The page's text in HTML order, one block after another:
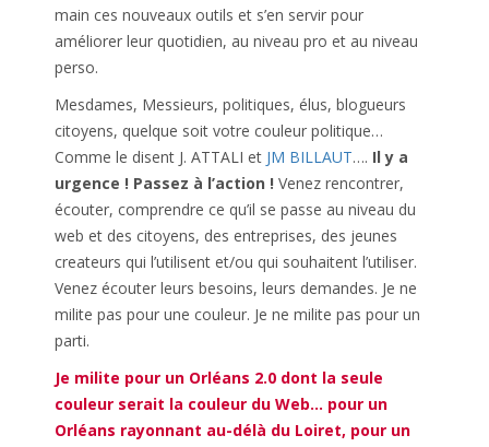
main ces nouveaux outils et s’en servir pour
améliorer leur quotidien, au niveau pro et au niveau
perso.
Mesdames, Messieurs, politiques, élus, blogueurs
citoyens, quelque soit votre couleur politique…
Comme le disent J. ATTALI et JM BILLAUT…. Il y a
urgence ! Passez à l’action ! Venez rencontrer,
écouter, comprendre ce qu’il se passe au niveau du
web et des citoyens, des entreprises, des jeunes
createurs qui l’utilisent et/ou qui souhaitent l’utiliser.
Venez écouter leurs besoins, leurs demandes. Je ne
milite pas pour une couleur. Je ne milite pas pour un
parti.
Je milite pour un Orléans 2.0 dont la seule
couleur serait la couleur du Web… pour un
Orléans rayonnant au-délà du Loiret, pour un